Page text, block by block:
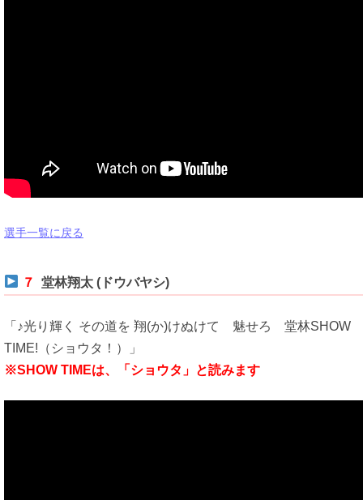
選手一覧に戻る
７ 堂林翔太 (ドウバヤシ)
「♪光り輝く その道を 翔(か)けぬけて 魅せろ 堂林SHOW
TIME!（ショウタ！）」
※SHOW TIMEは、「ショウタ」と読みます